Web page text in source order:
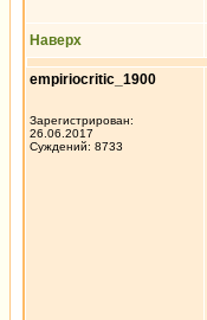
Наверх
empiriocritic_1900
Зарегистрирован:
26.06.2017
Суждений: 8733